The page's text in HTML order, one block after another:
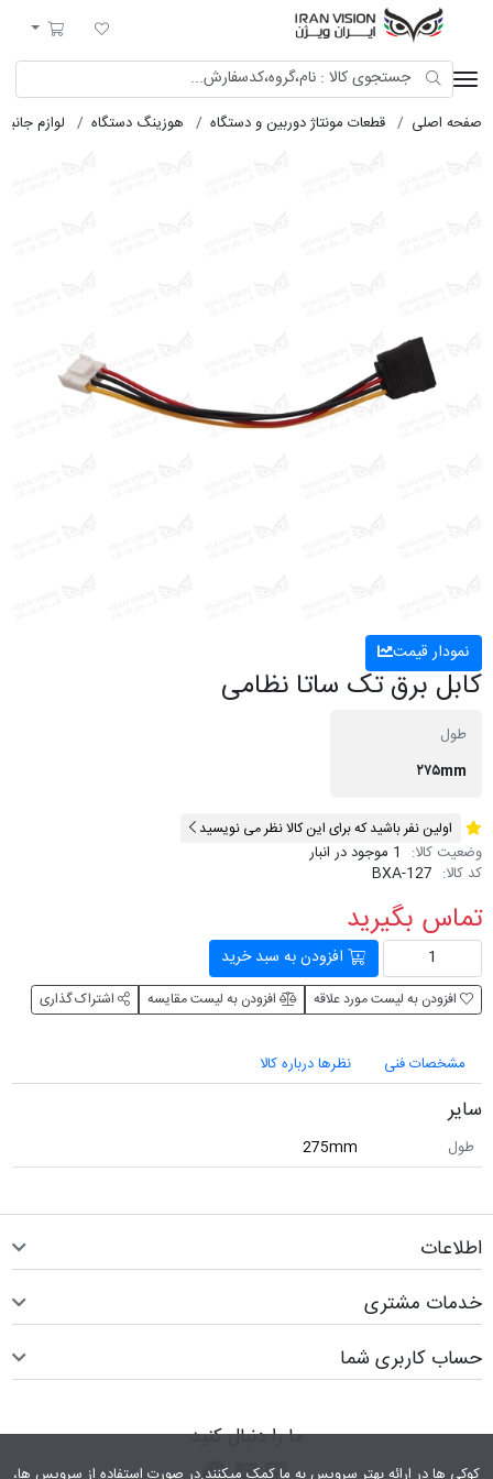
لیست مورد علاقه
سبد خرید
صفحه اصلی قطعات مونتاژ دوربین و دستگاه هوزینگ دستگاه لوازم
نمودار قیمت
کابل برق تک ساتا نظامی
طول
۲۷۵mm
اولین نفر باشید که برای این کالا نظر می نویسید
وضعیت کالا: 1 موجود در انبار
کد کالا: BXA-127
تماس بگیرید
افزودن به سبد خرید
افزودن به لیست مورد علاقه افزودن به لیست مقایسه اشتراک گذاری
مشخصات فنی نظرها درباره کالا
سایر
طول 275mm
اطلاعات
خدمات مشتری
حساب کاربری شما
ما را دنبال کنید